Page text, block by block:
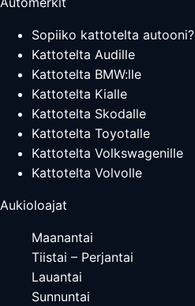
Sopiiko kattotelta autooni?
Kattotelta Audille
Kattotelta BMW:lle
Kattotelta Kialle
Kattotelta Skodalle
Kattotelta Toyotalle
Kattotelta Volkswagenille
Kattotelta Volvolle
Aukioloajat
Maanantai
Tiistai – Perjantai
Lauantai
Sunnuntai